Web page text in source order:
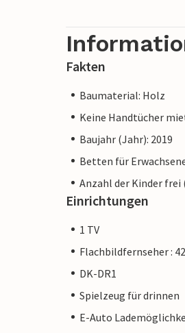
Fakten
Baumaterial: Holz
Keine Handtücher
Baujahr (Jahr): 2019
Betten für
Anzahl der Kinder frei
Einrichtungen
1 TV
Flachbildfernseher : 42
DK-DR1
Spielzeug für drinnen
E-Auto